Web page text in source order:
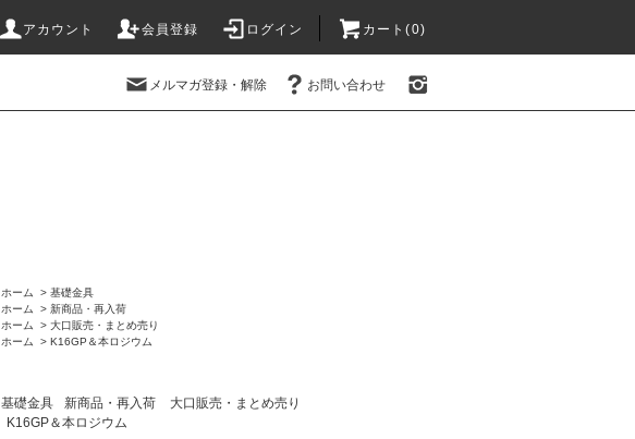
アカウント 会員登録 ログイン カート(0)
メルマガ登録・解除 お問い合わせ
ホーム > 基礎金具
ホーム
> 新商品・再入荷
ホーム
> 大口販売・まとめ売り
ホーム
> K16GP＆本ロジウム
基礎金具 新商品・再入荷
大口販売・まとめ売り
K16GP＆本ロジウム